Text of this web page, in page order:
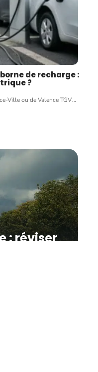
de recharge :
?
Ville ou de Valence TGV…
: réviser